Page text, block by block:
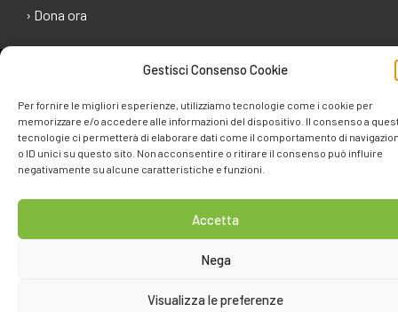
Gestisci Consenso Cookie
Per fornire le migliori esperienze, utilizziamo tecnologie come i cookie per
memorizzare e/o accedere alle informazioni del dispositivo. Il consenso a
tecnologie ci permetterà di elaborare dati come il comportamento di
o ID unici su questo sito. Non acconsentire o ritirare il consenso può influire
negativamente su alcune caratteristiche e funzioni.
Accetta
Nega
Visualizza le preferenze
› Dona ora
Copyright 2023 - La Strada per l'Arcobaleno - ETS |